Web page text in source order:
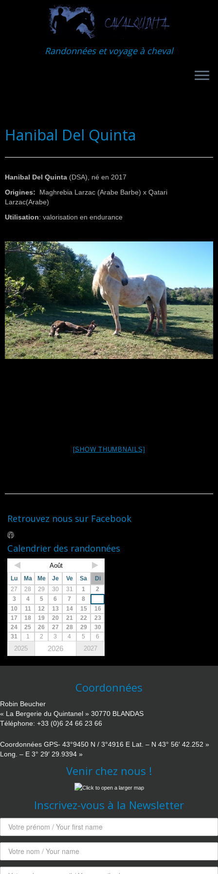
Randonnées et voyage à cheval
Hanibal Del Quinta
Hanibal Del Quinta (DSA), né en 2017
Origines: Maghrebia Larzac (Arabe Barbe) x Qatari
Larzac(Arabe)
Utilisation: valorisation en endurance
[SHOW THUMBNAILS]
Retrouvez nous sur Facebook
Calendrier des randonnées
Août
Lu Ma Me Je Ve Sa
Di
27
28 29 30 31 1
2
3
4 5 6 7 8
10
11 12 13 14 15
16
17
18 19 20 21 22
23
24
25 26 27 28 29
30
31
1 2 3 4 5 6
2025 2026 2027
Coordonnées
Robin Beucher
« La Bergerie du Quintanel » 30770 BLANDAS
Téléphone: +33 (0)6 24 66 23 66
Coordonnées GPS- 43°9450 N / 3°4916 E Lat. – N 43° 56′ 42.252 »
Long. – E 3° 29′ 29.9394 »
Venir chez nous !
Inscrivez-vous à la Newsletter